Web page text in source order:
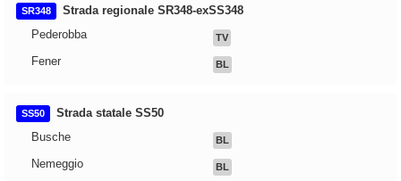
SR348
Strada regionale SR348-exSS348
Pederobba
TV
Fener BL
SS50
Strada statale SS50
Busche
BL
Nemeggio BL